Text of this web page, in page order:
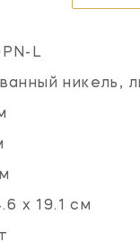
L
никель,
х 19.1 см